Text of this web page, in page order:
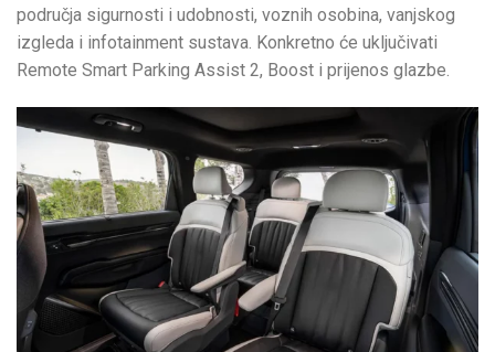
područja sigurnosti i udobnosti, voznih osobina, vanjskog
izgleda i infotainment sustava. Konkretno će uključivati
Remote Smart Parking Assist 2, Boost i prijenos glazbe.